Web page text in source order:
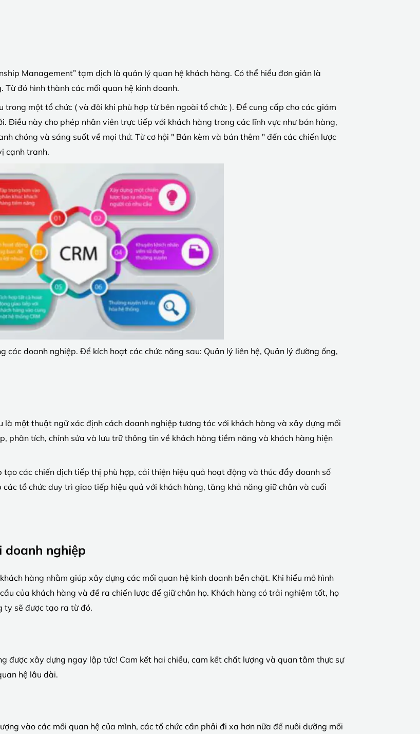
Management” tạm dịch là quản lý quan hệ khách hàng. Có thể hiểu đơn giản là
đó hình thành các mối quan hệ kinh doanh.
một tổ chức ( và đôi khi phù hợp từ bên ngoài tổ chức ). Để cung cấp cho các giám
Điều này cho phép nhân viên trực tiếp với khách hàng trong các lĩnh vực như bán hàng,
chóng và sáng suốt về mọi thứ. Từ cơ hội " Bán kèm và bán thêm " đến các chiến lược
cạnh tranh.
các doanh nghiệp. Để kích hoạt các chức năng sau: Quản lý liên hệ, Quản lý đường ống,
là một thuật ngữ xác định cách doanh nghiệp tương tác với khách hàng và xây dựng mối
phân tích, chỉnh sửa và lưu trữ thông tin về khách hàng tiềm năng và khách hàng hiện
tạo các chiến dịch tiếp thị phù hợp, cải thiện hiệu quả hoạt động và thúc đẩy doanh số
tổ chức duy trì giao tiếp hiệu quả với khách hàng, tăng khả năng giữ chân và cuối
doanh nghiệp
hàng nhằm giúp xây dựng các mối quan hệ kinh doanh bền chặt. Khi hiểu mô hình
của khách hàng và đề ra chiến lược để giữ chân họ. Khách hàng có trải nghiệm tốt, họ
ty sẽ được tạo ra từ đó.
được xây dựng ngay lập tức! Cam kết hai chiều, cam kết chất lượng và quan tâm thực sự
hệ lâu dài.
vào các mối quan hệ của mình, các tổ chức cần phải đi xa hơn nữa để nuôi dưỡng mối